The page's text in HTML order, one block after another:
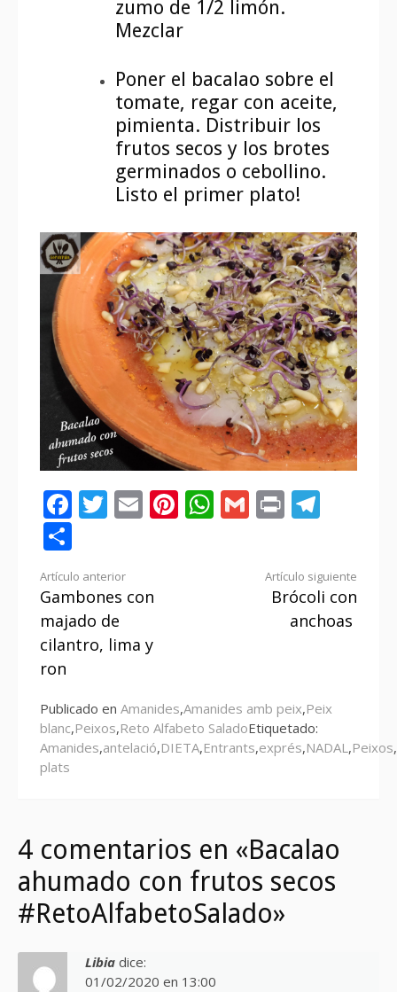
zumo de 1/2 limón.
Mezclar
Poner el bacalao sobre el
tomate, regar con aceite,
pimienta. Distribuir los
frutos secos y los brotes
germinados o cebollino.
Listo el primer plato!
Facebook
Twitter
EmailPinterest
WhatsApp
Gmail
Print
Seguir
leyendo
Artículo anterior
Gambones con
majado de
cilantro, lima y
ron
Artículo siguiente
Brócoli con
anchoas
Publicado en Amanides,Amanides amb peix,Peix
blanc,Peixos,Reto Alfabeto SaladoEtiquetado:
Amanides,antelació,DIETA,Entrants,exprés,NADAL,Peixos,
plats
4 comentarios en «Bacalao
ahumado con frutos secos
#RetoAlfabetoSalado»
Libia dice:
01/02/2020 en 13:00